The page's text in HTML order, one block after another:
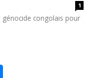
1
génocide congolais pour